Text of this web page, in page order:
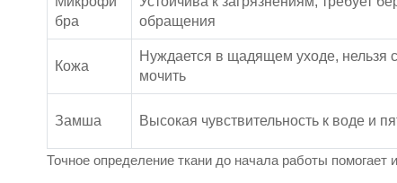
бра
обращения
Кожа
Нуждается в щадящем уходе, нельзя
мочить
Замша Высокая чувствительность к воде и
Точное определение ткани до начала работы